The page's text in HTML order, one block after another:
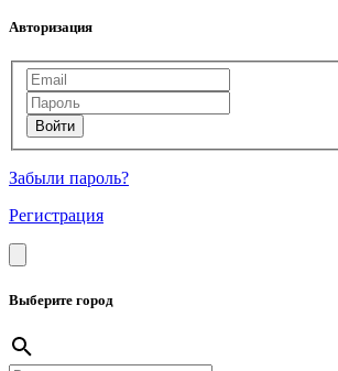
Авторизация
Забыли пароль?
Регистрация
Выберите город